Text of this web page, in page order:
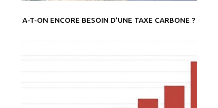
A-T-ON ENCORE BESOIN D’UNE TAXE CARBONE ?